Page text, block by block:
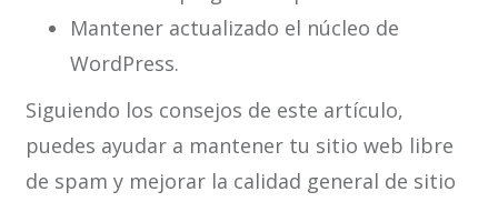
Mantener actualizado el núcleo de
WordPress.
Siguiendo los consejos de este artículo,
puedes ayudar a mantener tu sitio web libre
de spam y mejorar la calidad general de sitio